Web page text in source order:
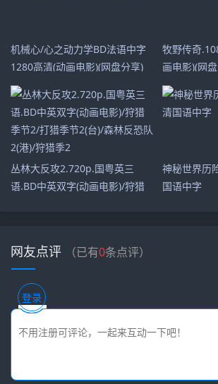
机械心/心之动力学BD法语中字
1280高清(动画电影)(网盘分享)
牧野传奇
画电影)(网
丛林大反攻2.720p.国粤英三
语.BD中英双字(动画电影)/狩猎
神秘世界历
国语中字
网友点评 （已有0条点评）
登录